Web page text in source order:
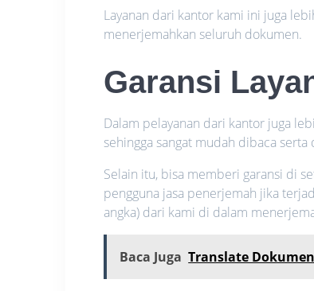
Layanan dari kantor kami ini juga
menerjemahkan seluruh dokumen.
Garansi
Dalam pelayanan dari kantor juga
sehingga sangat mudah dibaca serta
Selain itu, bisa memberi garansi di
pengguna jasa penerjemah jika
angka) dari kami di dalam
Baca Juga Translate